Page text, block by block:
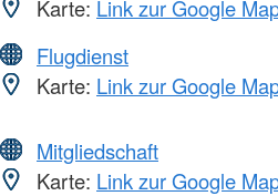
Karte: Link zur Google
Flugdienst
Karte: Link zur Google
Mitgliedschaft
Karte: Link zur Google